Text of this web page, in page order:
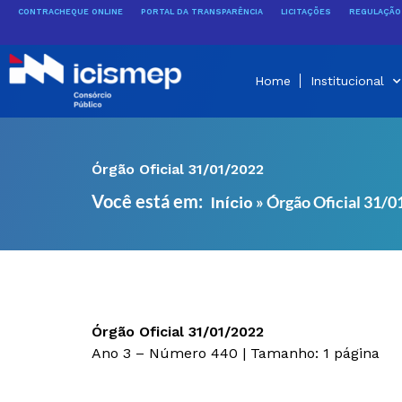
conteúdo
CONTRACHEQUE ONLINE PORTAL DA TRANSPARÊNCIA LICITAÇÕES
Home Institucional
Órgão Oficial 31/01/2022
Você está em: Início »Órgão Oficial 31/
Órgão Oficial 31/01/2022
Ano 3 – Número 440 | Tamanho: 1 página